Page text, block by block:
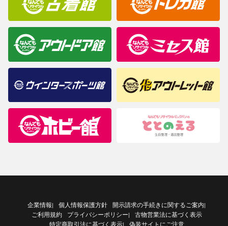
企業情報| 個人情報保護方針 開示請求の手続きに関するご案内|
ご利用規約 プライバシーポリシー|
古物営業法に基づく表示
特定商取引法に基づく表示| 偽装サイトにご注意